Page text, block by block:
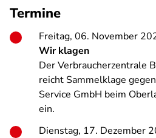
Termine
Freitag, 06. November
Wir klagen
Der Verbraucherzentrale
reicht Sammelklage
Service GmbH beim
ein.
Dienstag, 17. Dezember